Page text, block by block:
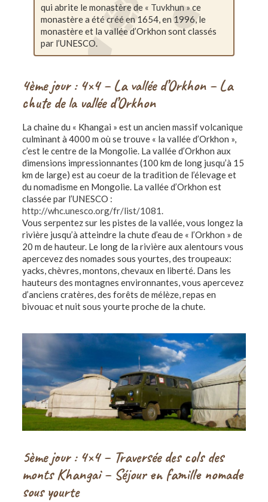
qui abrite le monastère de « Tuvkhun » ce
monastère a été créé en 1654, en 1996, le
monastère et la vallée d’Orkhon sont classés
par l’UNESCO.
4ème jour : 4×4 – La vallée d’Orkhon – La
chute de la vallée d’Orkhon
La chaine du « Khangai » est un ancien massif volcanique
culminant à 4000 m où se trouve « la vallée d’Orkhon »,
c’est le centre de la Mongolie. La vallée d’Orkhon aux
dimensions impressionnantes (100 km de long jusqu’à 15
km de large) est au coeur de la tradition de l’élevage et
du nomadisme en Mongolie. La vallée d’Orkhon est
classée par l’UNESCO :
http://whc.unesco.org/fr/list/1081.
Vous serpentez sur les pistes de la vallée, vous longez la
rivière jusqu’à atteindre la chute d’eau de « l’Orkhon » de
20 m de hauteur. Le long de la rivière aux alentours vous
apercevez des nomades sous yourtes, des troupeaux:
yacks, chèvres, montons, chevaux en liberté. Dans les
hauteurs des montagnes environnantes, vous apercevez
d’anciens cratères, des forêts de mélèze, repas en
bivouac et nuit sous yourte proche de la chute.
5èmejour: 4×4 – Traversée des cols des
monts Khangai – Séjour en famille nomade
sous yourte